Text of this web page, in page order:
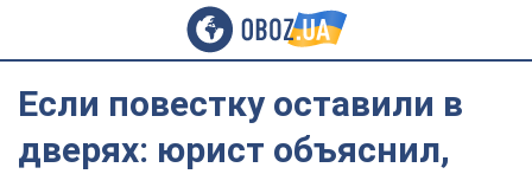
Если повестку оставили в
дверях: юрист объяснил,